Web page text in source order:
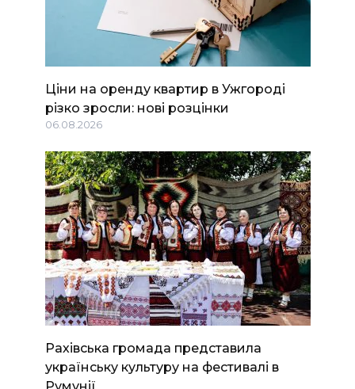
Ціни на оренду квартир в Ужгороді
різко зросли: нові розцінки
06.08.2026
Рахівська громада представила
українську культуру на фестивалі в
Румунії